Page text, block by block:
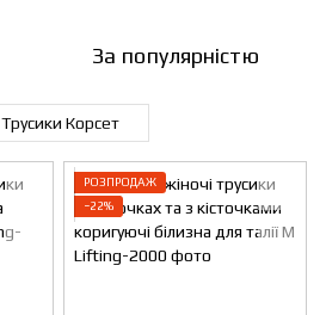
За популярністю
Трусики Корсет
РОЗПРОДАЖ
−22%